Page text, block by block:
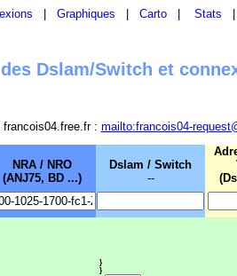
Graphiques Carto Stats
Dslam/Switch et
: mailto:francois04-
NRA / NRO
(ANJ75, BD ...)
Dslam / Switch
--
}
}